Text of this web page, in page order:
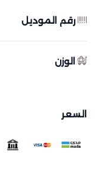
رقم الموديل
الوزن
السعر